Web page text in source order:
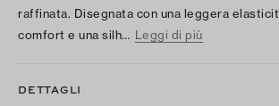
raffinata. Disegnata con una leggera
comfort e una silh… Leggi di più
DETTAGLI